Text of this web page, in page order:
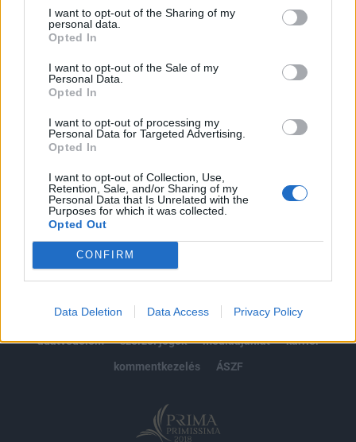
I want to opt-out of the Sharing of my
personal data.
Opted In
I want to opt-out of the Sale of my
Personal Data.
Opted In
I want to opt-out of processing my
Personal Data for Targeted Advertising.
Opted In
I want to opt-out of Collection, Use,
Retention, Sale, and/or Sharing of my
Personal Data that Is Unrelated with the
Purposes for which it was collected.
Opted Out
CONFIRM
Data Deletion Data Access Privacy Policy
Az előfizetés a következőket tartalmazza:
Portfolio.hu teljes cikkarchívum
Kötéslisták: BÉT elmúlt 2 év napon belüli
kötéslistái
impresszum
jogi nyilatkozat
süti beállítások
adatvédelem
szerzői jogok médiaajánlat
karrier
kommentkezelés
ÁSZF